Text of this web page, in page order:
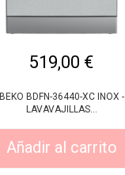
519,00 €
BEKO BDFN-36440-XC INOX -
LAVAVAJILLAS...
Añadir al carrito